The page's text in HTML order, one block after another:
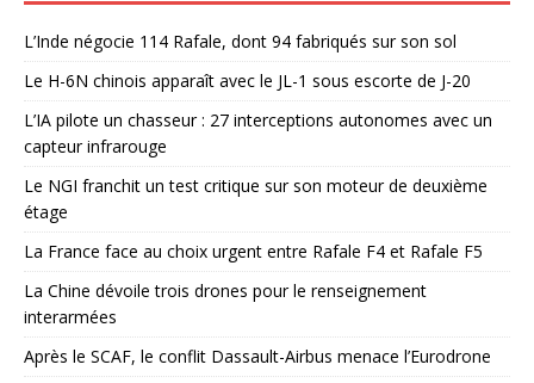
L’Inde négocie 114 Rafale, dont 94 fabriqués sur son sol
Le H-6N chinois apparaît avec le JL-1 sous escorte de J-20
L’IA pilote un chasseur : 27 interceptions autonomes avec un
capteur infrarouge
Le NGI franchit un test critique sur son moteur de deuxième
étage
La France face au choix urgent entre Rafale F4 et Rafale F5
La Chine dévoile trois drones pour le renseignement
interarmées
Après le SCAF, le conflit Dassault-Airbus menace l’Eurodrone